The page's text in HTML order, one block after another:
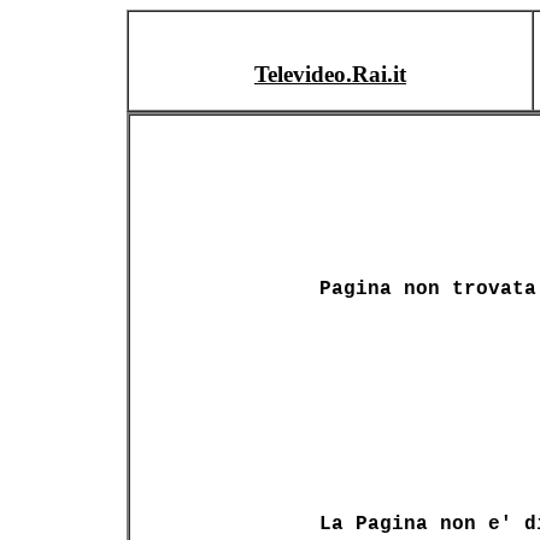
Televideo.Rai.it
Pagina non trovata
La Pagina non e'